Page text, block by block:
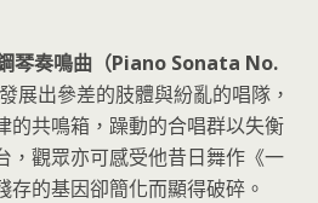
琴奏鳴曲（Piano Sonata No.
展出參差的肢體與紛亂的唱隊，
的共鳴箱，躁動的合唱群以失衡
，觀眾亦可感受他昔日舞作《一
存的基因卻簡化而顯得破碎。